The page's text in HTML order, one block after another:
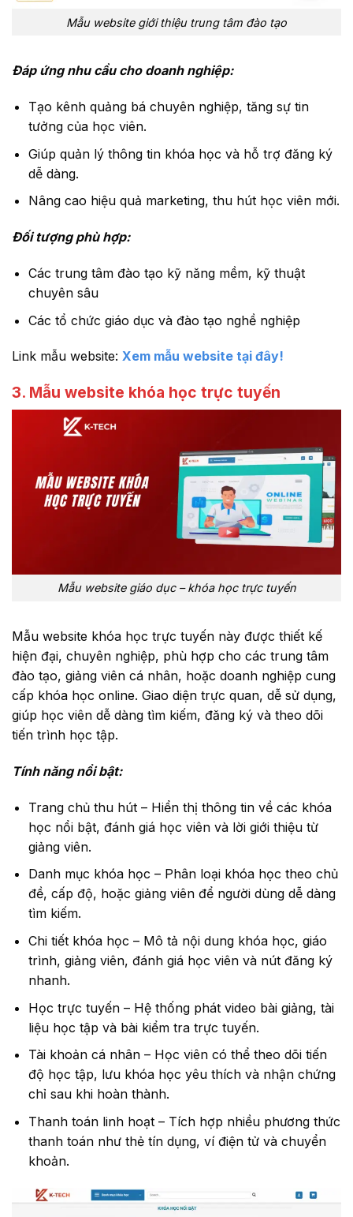
Mẫu website giới thiệu trung tâm đào tạo
Đáp ứng nhu cầu cho doanh nghiệp:
Tạo kênh quảng bá chuyên nghiệp, tăng sự tin
tưởng của học viên.
Giúp quản lý thông tin khóa học và hỗ trợ đăng ký
dễ dàng.
Nâng cao hiệu quả marketing, thu hút học viên mới.
Đối tượng phù hợp:
Các trung tâm đào tạo kỹ năng mềm, kỹ thuật
chuyên sâu
Các tổ chức giáo dục và đào tạo nghề nghiệp
Link mẫu website: Xem mẫu website tại đây!
3. Mẫu website khóa học trực tuyến
Mẫu website giáo dục – khóa học trực tuyến
Mẫu website khóa học trực tuyến này được thiết kế
hiện đại, chuyên nghiệp, phù hợp cho các trung tâm
đào tạo, giảng viên cá nhân, hoặc doanh nghiệp cung
cấp khóa học online. Giao diện trực quan, dễ sử dụng,
giúp học viên dễ dàng tìm kiếm, đăng ký và theo dõi
tiến trình học tập.
Tính năng nổi bật:
Trang chủ thu hút – Hiển thị thông tin về các khóa
học nổi bật, đánh giá học viên và lời giới thiệu từ
giảng viên.
Danh mục khóa học – Phân loại khóa học theo chủ
đề, cấp độ, hoặc giảng viên để người dùng dễ dàng
tìm kiếm.
Chi tiết khóa học – Mô tả nội dung khóa học, giáo
trình, giảng viên, đánh giá học viên và nút đăng ký
nhanh.
Học trực tuyến – Hệ thống phát video bài giảng, tài
liệu học tập và bài kiểm tra trực tuyến.
Tài khoản cá nhân – Học viên có thể theo dõi tiến
độ học tập, lưu khóa học yêu thích và nhận chứng
chỉ sau khi hoàn thành.
Thanh toán linh hoạt – Tích hợp nhiều phương thức
thanh toán như thẻ tín dụng, ví điện tử và chuyển
khoản.